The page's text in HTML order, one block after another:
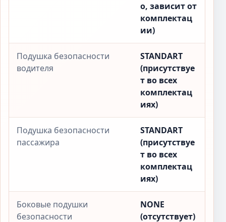
о, зависит от
комплектац
ии)
Подушка безопасности
водителя
STANDART
(присутствуе
т во всех
комплектац
иях)
Подушка безопасности
пассажира
STANDART
(присутствуе
т во всех
комплектац
иях)
Боковые подушки
безопасности
NONE
(отсутствует)